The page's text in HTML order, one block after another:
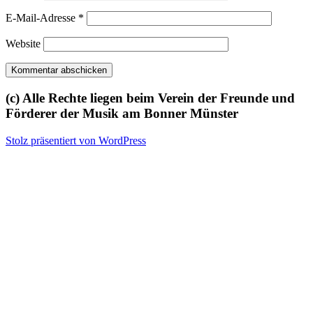
E-Mail-Adresse *
Website
(c) Alle Rechte liegen beim Verein der Freunde und
Förderer der Musik am Bonner Münster
Stolz präsentiert von WordPress